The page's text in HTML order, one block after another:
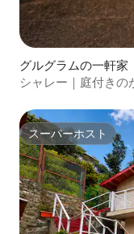
グルグラムの一軒家
シャレー｜庭付きの
スーパーホスト
スーパーホスト